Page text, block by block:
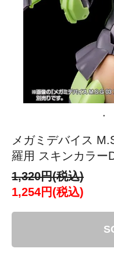
メガミデバイス
羅用 スキンカラー
1,320円(税込)
1,254円(税込)